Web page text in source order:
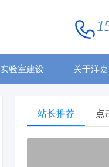
实验室建设 关于洋嘉
站长推荐 点